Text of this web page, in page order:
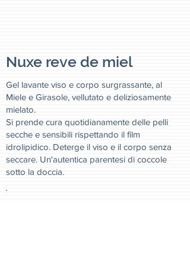
Nuxe reve de miel
Gel lavante viso e corpo surgrassante, al
Miele e Girasole, vellutato e deliziosamente
mielato.
Si prende cura quotidianamente delle pelli
secche e sensibili rispettando il film
idrolipidico. Deterge il viso e il corpo senza
seccare. Un'autentica parentesi di coccole
sotto la doccia.